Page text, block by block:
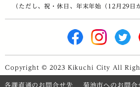
（ただし、祝・休日、年末年始（12月29日
Copyright © 2023 Kikuchi City All
各課直通のお問合せ先 菊池市へのお問合